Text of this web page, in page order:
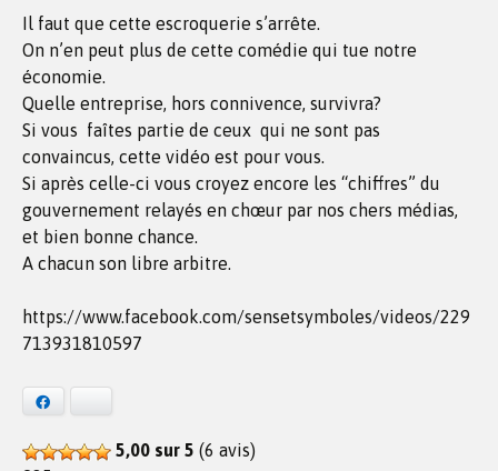
Il faut que cette escroquerie s’arrête.
On n’en peut plus de cette comédie qui tue notre
économie.
Quelle entreprise, hors connivence, survivra?
Si vous faîtes partie de ceux qui ne sont pas
convaincus, cette vidéo est pour vous.
Si après celle-ci vous croyez encore les “chiffres” du
gouvernement relayés en chœur par nos chers médias,
et bien bonne chance.
A chacun son libre arbitre.
https://www.facebook.com/sensetsymboles/videos/229
713931810597
5,00 sur 5 (6 avis)